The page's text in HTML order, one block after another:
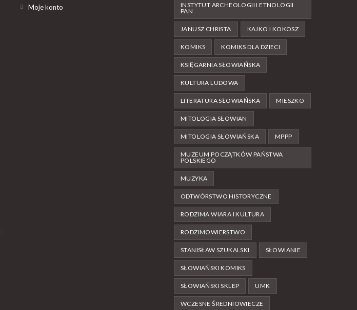
Moje konto
INSTYTUT ARCHEOLOGII I ETNOLOGII
PAN
JANUSZ CHRISTA KAJKO I KOKOSZ
KOMIKS KOMIKS DLA DZIECI
KSIĘGARNIA SŁOWIAŃSKA
KULTURA LUDOWA
LITERATURA SŁOWIAŃSKA MIESZKO
MITOLOGIA SŁOWIAN
MITOLOGIA SŁOWIAŃSKA MPPP
MUZEUM POCZĄTKÓW PAŃSTWA
POLSKIEGO
MUZYKA
ODTWÓRSTWO HISTORYCZNE
RODZIMA WIARA I KULTURA
RODZIMOWIERSTWO
STANISŁAW SZUKALSKI SŁOWIANIE
SŁOWIAŃSKI KOMIKS
SŁOWIAŃSKI SKLEP UMK
WCZESNE ŚREDNIOWIECZE